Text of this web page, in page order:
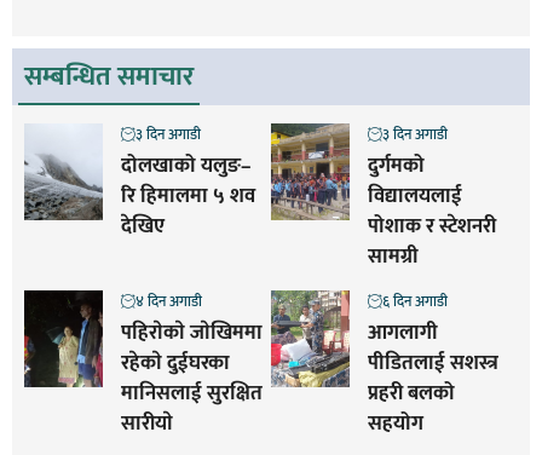
सम्बन्धित समाचार
दोलखाको यलुङ–
रि हिमालमा ५ शव
देखिए
३ दिन अगाडी
दुर्गमको
विद्यालयलाई
पोशाक र स्टेशनरी
सामग्री
३ दिन अगाडी
पहिराेकाे जाेखिममा
रहेकाे दुईघरका
मानिसलाई सुरक्षित
सारीयाे
४ दिन अगाडी
आगलागी
पीडितलाई सशस्त्र
प्रहरी बलको
सहयोग
६ दिन अगाडी